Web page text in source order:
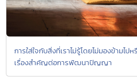
การใส่ใจกับสิ่งที่เราไม่รู้โดยไม่มองข้ามไป
เรื่องสำคัญต่อการพัฒนาปัญญา